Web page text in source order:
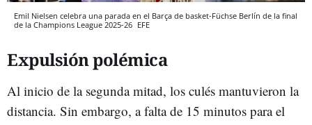
Emil Nielsen celebra una parada en el Barça de basket-Füchse Berlín de la final
de la Champions League 2025-26 EFE
Expulsión polémica
Al inicio de la segunda mitad, los culés mantuvieron la
distancia. Sin embargo, a falta de 15 minutos para el